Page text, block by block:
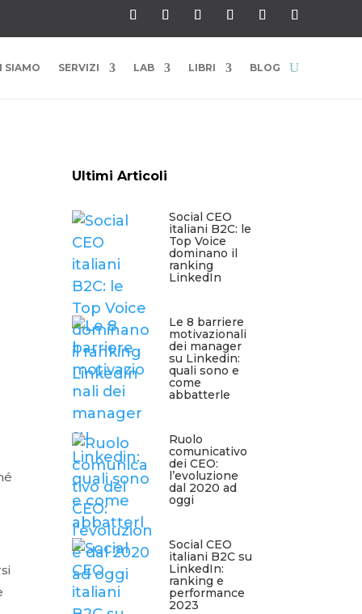
SIAMO SERVIZI LAB LIBRI BLOG
Ultimi Articoli
Social CEO
italiani B2C: le
Top Voice
dominano il
ranking
LinkedIn
Le 8 barriere
motivazionali
dei manager
su Linkedin:
quali sono e
come
abbatterle
Ruolo
comunicativo
dei CEO:
l’evoluzione
dal 2020 ad
oggi
Social CEO
italiani B2C su
LinkedIn:
ranking e
performance
2023